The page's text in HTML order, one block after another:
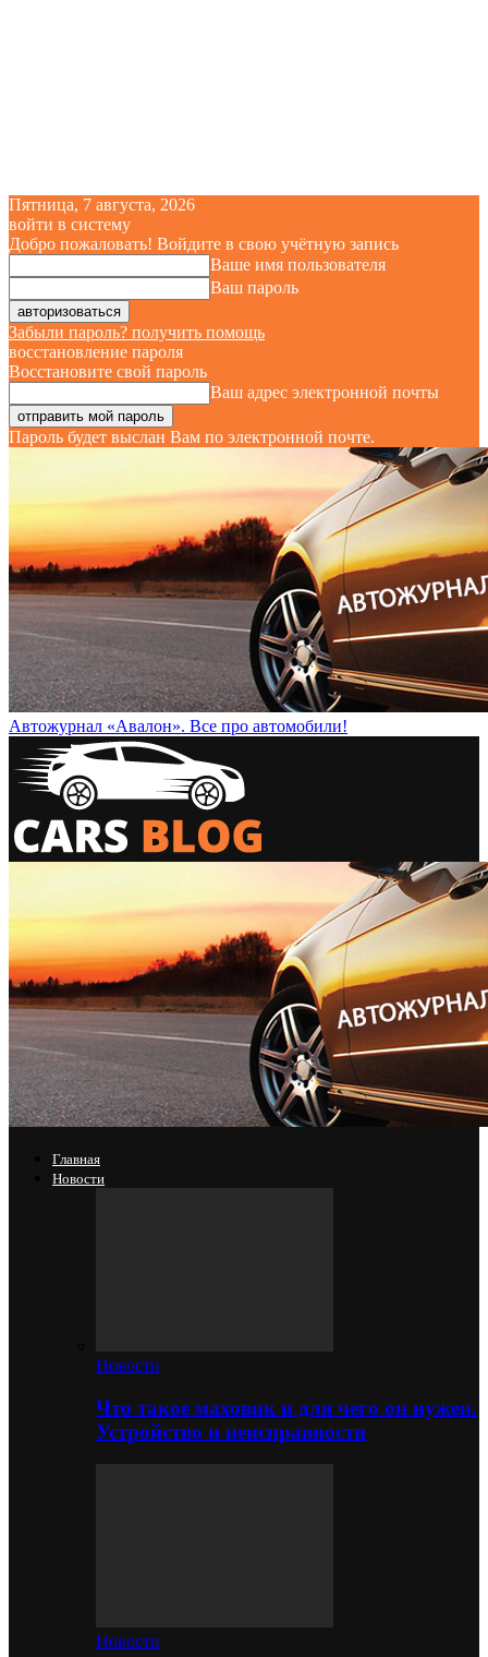
Пятница, 7 августа, 2026
войти в систему
Добро пожаловать! Войдите в свою учётную запись
Ваше имя пользователя
Ваш пароль
Забыли пароль? получить помощь
восстановление пароля
Восстановите свой пароль
Ваш адрес электронной почты
Пароль будет выслан Вам по электронной почте.
Автожурнал «Авалон». Все про автомобили!
Главная
Новости
Новости
Что такое маховик и для чего он нужен.
Устройство и неисправности
Новости